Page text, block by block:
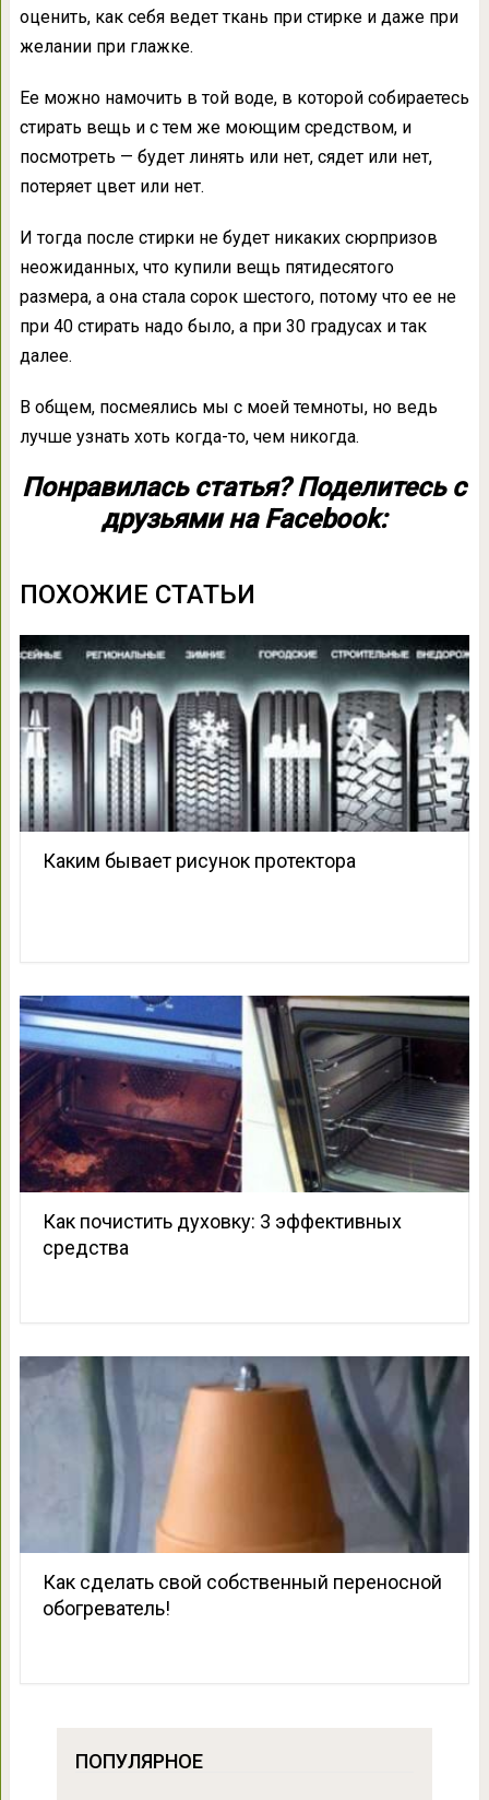
оценить, как себя ведет ткань при стирке и даже при
желании при глажке.
Ее можно намочить в той воде, в которой собираетесь
стирать вещь и с тем же моющим средством, и
посмотреть — будет линять или нет, сядет или нет,
потеряет цвет или нет.
И тогда после стирки не будет никаких сюрпризов
неожиданных, что купили вещь пятидесятого
размера, а она стала сорок шестого, потому что ее не
при 40 стирать надо было, а при 30 градусах и так
далее.
В общем, посмеялись мы с моей темноты, но ведь
лучше узнать хоть когда-то, чем никогда.
Понравилась статья? Поделитесь с
друзьями на Facebook:
ПОХОЖИЕ СТАТЬИ
Каким бывает рисунок протектора
Как почистить духовку: 3 эффективных
средства
Как сделать свой собственный переносной
обогреватель!
ПОПУЛЯРНОЕ